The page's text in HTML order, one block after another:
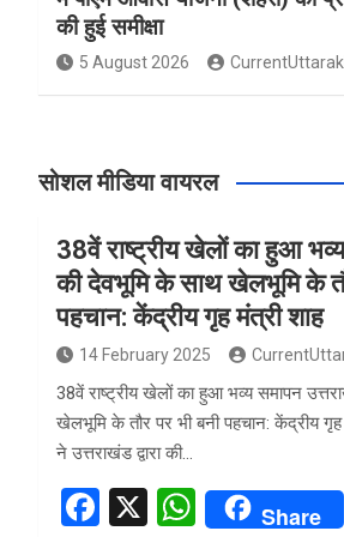
की हुई समीक्षा
5 August 2026
सोशल मीडिया वायरल
38वें राष्ट्रीय खेलों का हुआ
की देवभूमि के साथ खेलभूमि के
पहचान: केंद्रीय गृह मंत्री शाह
14 February 2025
38वें राष्ट्रीय खेलों का हुआ भव्य समापन
खेलभूमि के तौर पर भी बनी पहचान: केंद्रीय
ने उत्तराखंड द्वारा की…
F
X
W
Share